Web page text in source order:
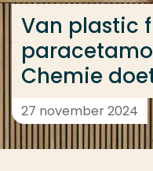
Van plastic
Chemie
27 november 2024
Veel gezocht
Opleiding
Contact